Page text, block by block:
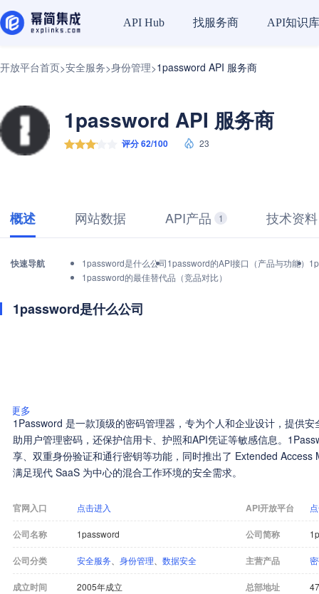
API Hub 找服务商 API知识库
开放平台首页>安全服务>身份管理>1password API 服务商
1password API 服务商
评分 62/100 23
概述 网站数据 API产品 1 技术资料
快速导航 1password是什么公司1password的API接口（产品与功能）
1password的最佳替代品（竞品对比）
1password是什么公司
更多
1Password 是一款顶级的密码管理器，专为个人和企业设计，提供
助用户管理密码，还保护信用卡、护照和API凭证等敏感信息。
享、双重身份验证和通行密钥等功能，同时推出了 Extended
满足现代 SaaS 为中心的混合工作环境的安全需求。
官网入口 点击进入 API开放平台
公司名称 1password 公司简称
公司分类 安全服务 身份管理 数据安全 主营产品
成立时间 2005年成立 总部地址